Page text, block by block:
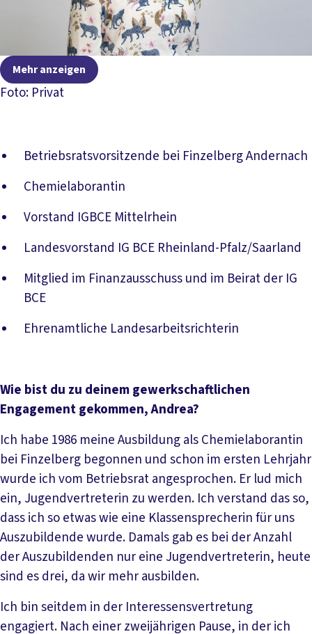
Mehr anzeigen
Foto: Privat
Betriebsratsvorsitzende bei Finzelberg Andernach
Chemielaborantin
Vorstand IGBCE Mittelrhein
Landesvorstand IG BCE Rheinland-Pfalz/Saarland
Mitglied im Finanzausschuss und im Beirat der IG
BCE
Ehrenamtliche Landesarbeitsrichterin
Wie bist du zu deinem gewerkschaftlichen
Engagement gekommen, Andrea?
Ich habe 1986 meine Ausbildung als Chemielaborantin
bei Finzelberg begonnen und schon im ersten Lehrjahr
wurde ich vom Betriebsrat angesprochen. Er lud mich
ein, Jugendvertreterin zu werden. Ich verstand das so,
dass ich so etwas wie eine Klassensprecherin für uns
Auszubildende wurde. Damals gab es bei der Anzahl
der Auszubildenden nur eine Jugendvertreterin, heute
sind es drei, da wir mehr ausbilden.
Ich bin seitdem in der Interessensvertretung
engagiert. Nach einer zweijährigen Pause, in der ich